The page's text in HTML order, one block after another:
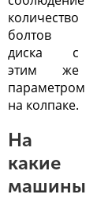
количество
болтов
диска с
этим же
параметром
на колпаке.
На
какие
машины